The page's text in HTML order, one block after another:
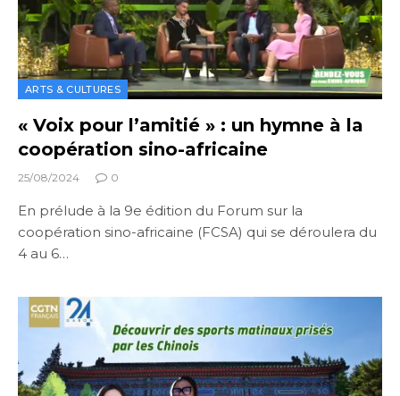
ARTS & CULTURES
« Voix pour l’amitié » : un hymne à la
coopération sino-africaine
25/08/2024 0
En prélude à la 9e édition du Forum sur la
coopération sino-africaine (FCSA) qui se déroulera du
4 au 6…